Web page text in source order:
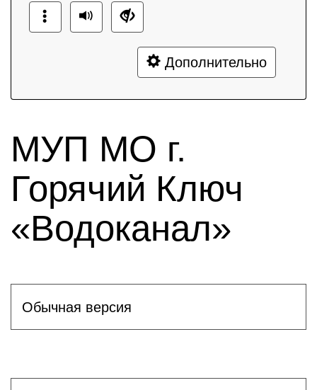
Дополнительно
МУП МО г.
Горячий Ключ
«Водоканал»
Обычная версия